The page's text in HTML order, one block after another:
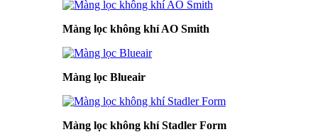
Màng lọc không khí AO Smith
Màng lọc Blueair
Màng lọc không khí Stadler Form